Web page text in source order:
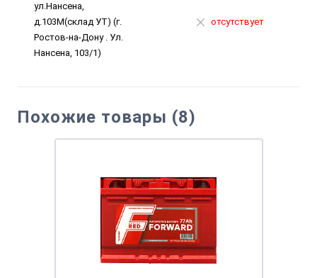
ул.Нансена,
д.103М(склад УТ) (г.
Ростов-на-Дону . Ул.
Нансена, 103/1)
отсутствует
Похожие товары (8)